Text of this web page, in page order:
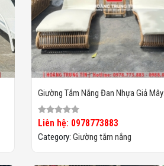
Giường Tắm Nắng Đan Nhựa Giả Mây
HTT029
Liên hệ: 0978773883
Category: Giường tắm nắng